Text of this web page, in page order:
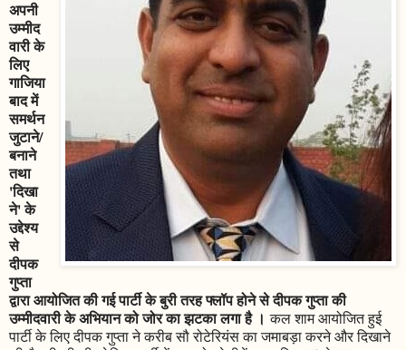
अपनी
उम्मीद
वारी के
लिए
गाजिया
बाद में
समर्थन
जुटाने/
बनाने
तथा
'दिखा
ने' के
उद्देश्य
से
दीपक
गुप्ता
द्वारा आयोजित की गई पार्टी के बुरी तरह फ्लॉप होने से दीपक गुप्ता की
उम्मीदवारी के अभियान को जोर का झटका लगा है । कल शाम आयोजित हुई
पार्टी के लिए दीपक गुप्ता ने करीब सौ रोटेरियंस का जमाबड़ा करने और दिखाने